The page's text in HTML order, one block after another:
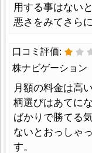
用する事はない
悪さをみてさら
口コミ評価:
株ナビゲーショ
月額の料金は高
柄選びはあてに
ばかりで勝てる
ないとおっしゃ
す。